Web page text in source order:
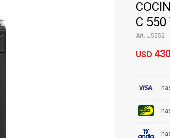
C 550
J5552
USD